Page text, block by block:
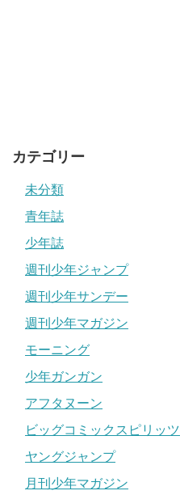
カテゴリー
未分類
青年誌
少年誌
週刊少年ジャンプ
週刊少年サンデー
週刊少年マガジン
モーニング
少年ガンガン
アフタヌーン
ビッグコミックスピリッツ
ヤングジャンプ
月刊少年マガジン